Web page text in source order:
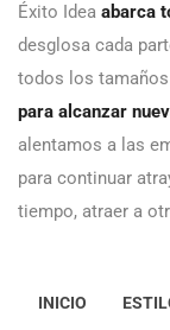
Éxito Idea abarca
desglosa cada
todos los tamaños
para alcanzar
alentamos a las
para continuar
tiempo, atraer a
INICIO